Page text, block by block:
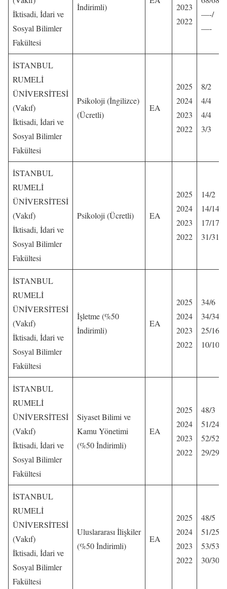
İktisadi, İdari ve
Sosyal Bilimler
Fakültesi
İndirimli)
2023
2022
—-/
—-
İSTANBUL
RUMELİ
ÜNİVERSİTESİ
(Vakıf)
İktisadi, İdari ve
Sosyal Bilimler
Fakültesi
Psikoloji (İngilizce)
(Ücretli)
EA
2025
2024
2023
2022
8/2
4/4
4/4
3/3
İSTANBUL
RUMELİ
ÜNİVERSİTESİ
(Vakıf)
İktisadi, İdari ve
Sosyal Bilimler
Fakültesi
Psikoloji (Ücretli) EA
2025
2024
2023
2022
14/2
14/14
17/17
31/31
İSTANBUL
RUMELİ
ÜNİVERSİTESİ
(Vakıf)
İktisadi, İdari ve
Sosyal Bilimler
Fakültesi
İşletme (%50
İndirimli)
EA
2025
2024
2023
2022
34/6
34/34
25/16
10/10
İSTANBUL
RUMELİ
ÜNİVERSİTESİ
(Vakıf)
İktisadi, İdari ve
Sosyal Bilimler
Fakültesi
Siyaset Bilimi ve
Kamu Yönetimi
(%50 İndirimli)
EA
2025
2024
2023
2022
48/3
51/24
52/52
29/29
İSTANBUL
RUMELİ
ÜNİVERSİTESİ
(Vakıf)
İktisadi, İdari ve
Sosyal Bilimler
Fakültesi
Uluslararası İlişkiler
(%50 İndirimli)
EA
2025
2024
2023
2022
48/5
51/25
53/53
30/30